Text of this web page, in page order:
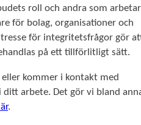
roll och andra som
för bolag, organisationer och
för integritetsfrågor gör
på ett tillförlitligt sätt.
kommer i kontakt med
arbete. Det gör vi bland
.